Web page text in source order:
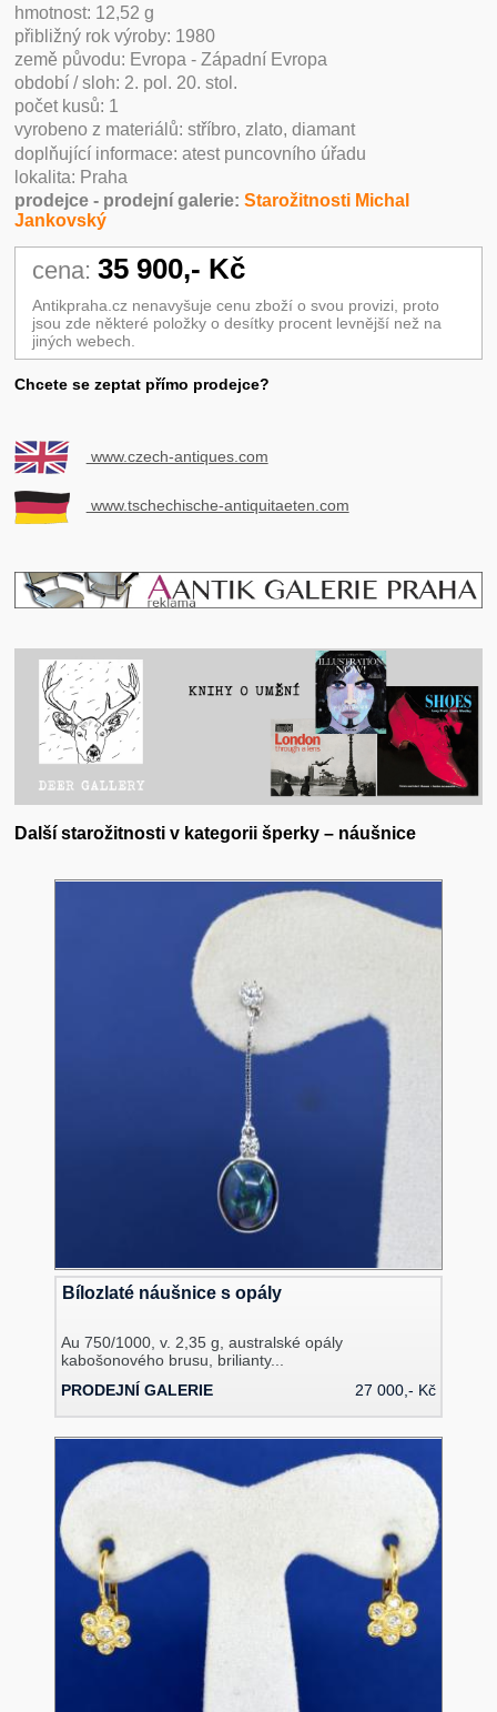
hmotnost: 12,52 g
přibližný rok výroby: 1980
země původu: Evropa - Západní Evropa
období / sloh: 2. pol. 20. stol.
počet kusů: 1
vyrobeno z materiálů: stříbro, zlato, diamant
doplňující informace: atest puncovního úřadu
lokalita: Praha
prodejce - prodejní galerie:Starožitnosti Michal
Jankovský
cena: 35 900,- Kč
Antikpraha.cz nenavyšuje cenu zboží o svou provizi, proto
jsou zde některé položky o desítky procent levnější než na
jiných webech.
Chcete se zeptat přímo prodejce?
www.czech-antiques.com
www.tschechische-antiquitaeten.com
Další starožitnosti v kategorii šperky – náušnice
Bílozlaté náušnice s opály
Au 750/1000, v. 2,35 g, australské opály
kabošonového brusu, brilianty...
PRODEJNÍ GALERIE
27 000,- Kč